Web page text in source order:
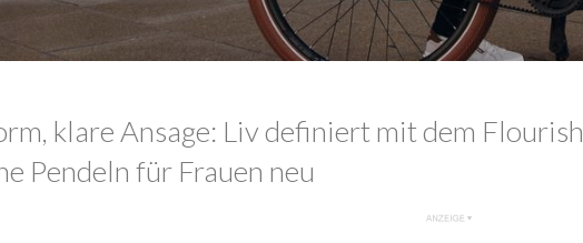
klare Ansage: Liv definiert mit dem Flourish
Pendeln für Frauen neu